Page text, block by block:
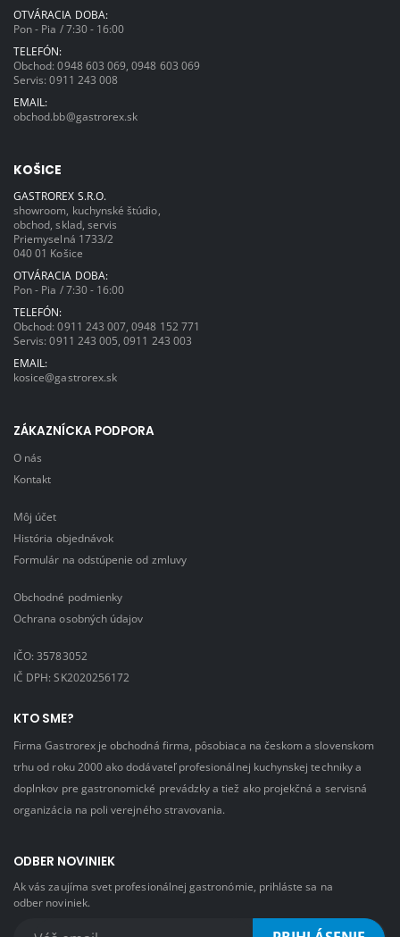
OTVÁRACIA DOBA:
Pon - Pia / 7:30 - 16:00
TELEFÓN:
Obchod:0948 603 069 ,0948 603 069
Servis:0911 243 008
EMAIL:
obchod.bb@gastrorex.sk
KOŠICE
GASTROREX S.R.O.
showroom, kuchynské štúdio,
obchod, sklad, servis
Priemyselná 1733/2
040 01 Košice
OTVÁRACIA DOBA:
Pon - Pia / 7:30 - 16:00
TELEFÓN:
Obchod:0911 243 007 ,0948 152 771
Servis:0911 243 005 ,0911 243 003
EMAIL:
kosice@gastrorex.sk
ZÁKAZNÍCKA PODPORA
O nás
Kontakt
Môj účet
História objednávok
Formulár na odstúpenie od zmluvy
Obchodné podmienky
Ochrana osobných údajov
IČO: 35783052
IČ DPH: SK2020256172
KTO SME?
Firma Gastrorex je obchodná firma, pôsobiaca na českom a slovenskom
trhu od roku 2000 ako dodávateľ profesionálnej kuchynskej techniky a
doplnkov pre gastronomické prevádzky a tiež ako projekčná a servisná
organizácia na poli verejného stravovania.
ODBER NOVINIEK
Ak vás zaujíma svet profesionálnej gastronómie, prihláste sa na
odber noviniek.